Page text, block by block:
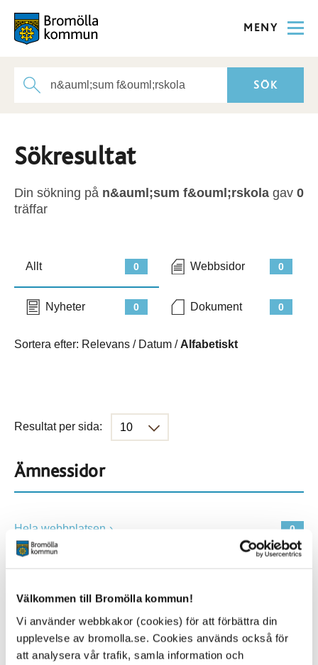
Välkommen till Bromölla kommun!
Vi använder webbkakor (cookies) för att förbättra din
upplevelse av bromolla.se. Cookies används också för
att analysera vår trafik, samla information och
MENY
Sökresultat
Din sökning på n&auml;sum f&ouml;rskola gav 0
träffar
0
Allt 0
Webbsidor
0
Nyheter 0
Dokument
Sortera efter: Relevans / Datum / Alfabetiskt
Resultat per sida:
Ämnessidor
0
Hela webbplatsen
Alla platser